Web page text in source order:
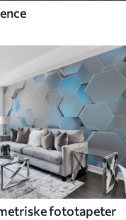
fototapeter